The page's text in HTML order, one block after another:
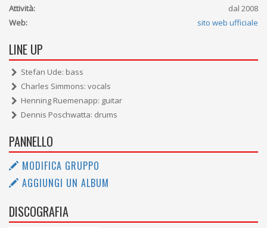
Attività:
dal 2008
Web:
sito web ufficiale
LINE UP
Stefan Ude: bass
Charles Simmons: vocals
Henning Ruemenapp: guitar
Dennis Poschwatta: drums
PANNELLO
MODIFICA GRUPPO
AGGIUNGI UN ALBUM
DISCOGRAFIA